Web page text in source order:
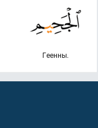
Геенны.